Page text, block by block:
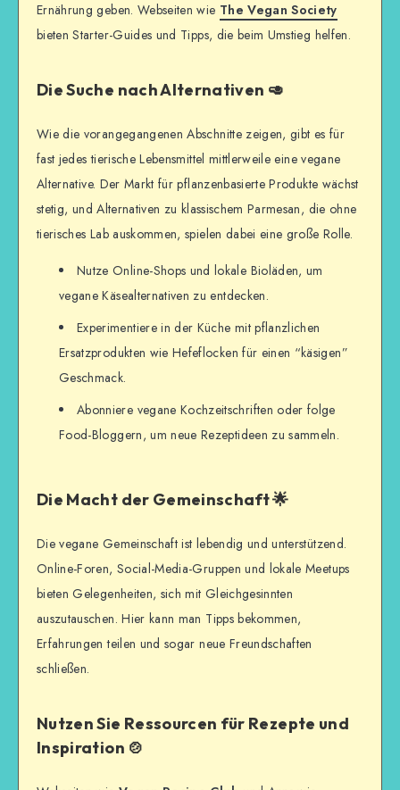
Ernährung geben. Webseiten wie The Vegan Society
bieten Starter-Guides und Tipps, die beim Umstieg helfen.
Die Suche nach Alternativen 🥑
Wie die vorangegangenen Abschnitte zeigen, gibt es für
fast jedes tierische Lebensmittel mittlerweile eine vegane
Alternative. Der Markt für pflanzenbasierte Produkte wächst
stetig, und Alternativen zu klassischem Parmesan, die ohne
tierisches Lab auskommen, spielen dabei eine große Rolle.
Nutze Online-Shops und lokale Bioläden, um
vegane Käsealternativen zu entdecken.
Experimentiere in der Küche mit pflanzlichen
Ersatzprodukten wie Hefeflocken für einen “käsigen”
Geschmack.
Abonniere vegane Kochzeitschriften oder folge
Food-Bloggern, um neue Rezeptideen zu sammeln.
Die Macht der Gemeinschaft 🌟
Die vegane Gemeinschaft ist lebendig und unterstützend.
Online-Foren, Social-Media-Gruppen und lokale Meetups
bieten Gelegenheiten, sich mit Gleichgesinnten
auszutauschen. Hier kann man Tipps bekommen,
Erfahrungen teilen und sogar neue Freundschaften
schließen.
Nutzen Sie Ressourcen für Rezepte und
Inspiration 🍲